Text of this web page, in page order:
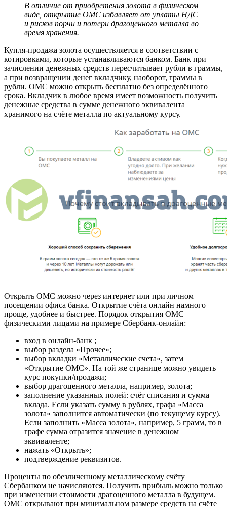
В отличие от приобретения золота в физическом
виде, открытие ОМС избавляет от уплаты НДС
и рисков порчи и потери драгоценного металла во
время хранения.
Купля-продажа золота осуществляется в соответствии с
котировками, которые устанавливаются банком. Банк при
зачислении денежных средств пересчитывает рубли в граммы,
а при возвращении денег вкладчику, наоборот, граммы в
рубли. ОМС можно открыть бесплатно без определённого
срока. Вкладчик в любое время имеет возможность получить
денежные средства в сумме денежного эквивалента
хранимого на счёте металла по актуальному курсу.
Открыть ОМС можно через интернет или при личном
посещении офиса банка. Открытие счёта онлайн намного
проще, удобнее и быстрее. Порядок открытия ОМС
физическими лицами на примере Сбербанк-онлайн:
вход в онлайн-банк ;
выбор раздела «Прочее»;
выбор вкладки «Металлические счета», затем
«Открытие ОМС». На той же странице можно увидеть
курс покупки/продажи;
выбор драгоценного металла, например, золота;
заполнение указанных полей: счёт списания и сумма
вклада. Если указать сумму в рублях, графа «Масса
золота» заполнится автоматически (по текущему курсу).
Если заполнить «Масса золота», например, 5 грамм, то в
графе сумма отразится значение в денежном
эквиваленте;
нажать «Открыть»;
подтверждение реквизитов.
Проценты по обезличенному металлическому счёту
Сбербанком не начисляются. Получить прибыль можно только
при изменении стоимости драгоценного металла в будущем.
ОМС открывают при минимальном размере средств на счёте